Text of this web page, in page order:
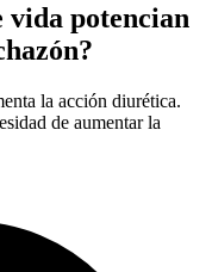
vida potencian
la acción diurética.
de aumentar la